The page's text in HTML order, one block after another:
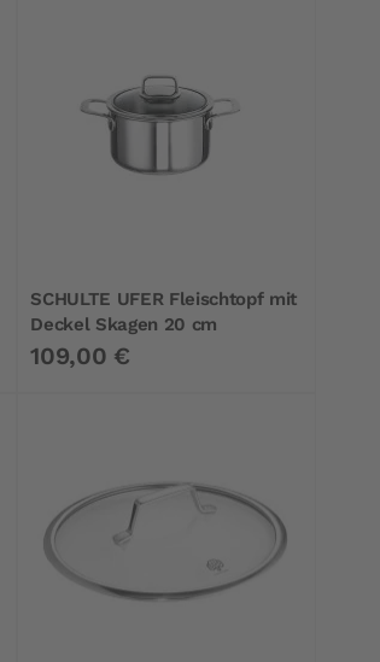
SCHULTE UFER Fleischtopf mit
Deckel Skagen 20 cm
109,00 €